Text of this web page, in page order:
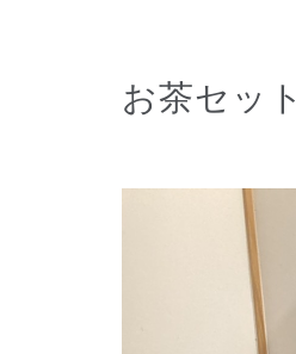
お茶セット